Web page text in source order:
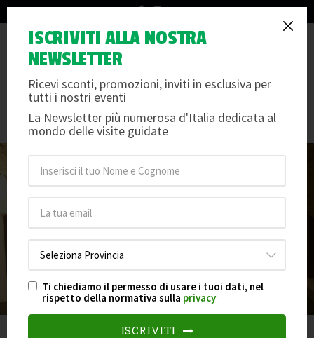
info@arteemusei.com
Benevento, il Museo Egizio
diventa realtà: un nuovo polo
culturale nel cuore del Sannio
Mercoledì 26 febbraio 2025 Arte e Musei
ISCRIVITI ALLA NOSTRA
NEWSLETTER
Ricevi sconti, promozioni, inviti in esclusiva per
tutti i nostri eventi
La Newsletter più numerosa d'Italia dedicata al
mondo delle visite guidate
Ti chiediamo il permesso di usare i tuoi dati, nel
rispetto della normativa sulla privacy
ISCRIVITI